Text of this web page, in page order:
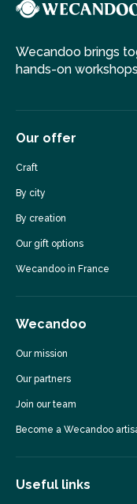
Wecandoo brings
hands-on
Our offer
Craft
By city
By creation
Our gift options
Wecandoo in France
Wecandoo
Our mission
Our partners
Join our team
Become a Wecandoo
Useful links